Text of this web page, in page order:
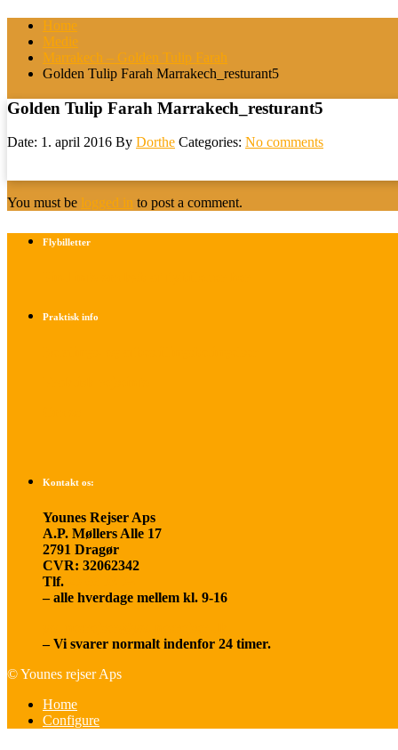
Home
Medie
Marrakech – Golden Tulip Farah
Golden Tulip Farah Marrakech_resturant5
Golden Tulip Farah Marrakech_resturant5
Date: 1. april 2016 By Dorthe Categories: No comments
You must be logged in to post a comment.
Flybilletter
Praktisk info
Kontakt os:
Younes Rejser Aps
A.P. Møllers Alle 17
2791 Dragør
CVR: 32062342
Tlf.
– alle hverdage mellem kl. 9-16
– Vi svarer normalt indenfor 24 timer.
© Younes rejser Aps
Home
Configure